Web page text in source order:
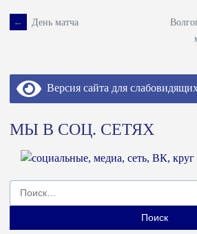
Навигация
по
записям
← День матча
Версия сайта для
МЫ В СОЦ. СЕТЯХ
Найти: